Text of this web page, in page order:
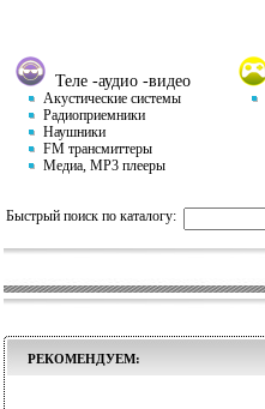
Теле -аудио -видео
Акустические системы
Радиоприемники
Наушники
FM трансмиттеры
Медиа, MP3 плееры
Быстрый поиск по каталогу:
РЕКОМЕНДУЕМ: